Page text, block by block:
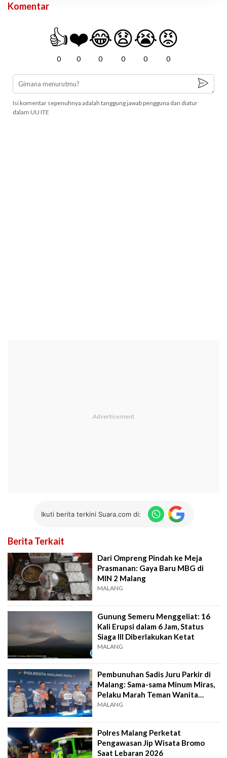
Komentar
👍
0
❤️
0
😂
0
😧
0
😭
0
😡
0
Isi komentar sepenuhnya adalah tanggung jawab pengguna dan diatur
dalam UU ITE
Ikuti berita terkini Suara.com di:
Berita Terkait
Dari Ompreng Pindah ke Meja
Prasmanan: Gaya Baru MBG di
MIN 2 Malang
MALANG
Gunung Semeru Menggeliat: 16
Kali Erupsi dalam 6 Jam, Status
Siaga III Diberlakukan Ketat
MALANG
Pembunuhan Sadis Juru Parkir di
Malang: Sama-sama Minum Miras,
Pelaku Marah Teman Wanita
Digoda!
MALANG
Polres Malang Perketat
Pengawasan Jip Wisata Bromo
Saat Lebaran 2026